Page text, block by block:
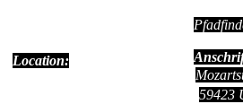
Location:
59423